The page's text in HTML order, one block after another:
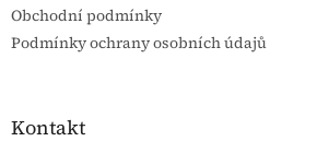
Obchodní podmínky
Podmínky ochrany osobních údajů
Kontakt